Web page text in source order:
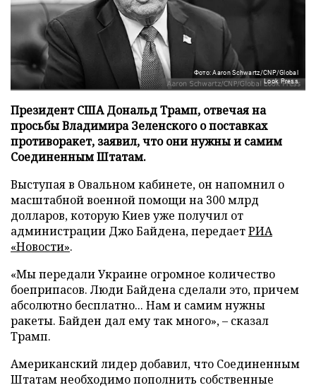
Фото: Aaron Schwartz/CNP/Global
Look Press
Президент США Дональд Трамп, отвечая на
просьбы Владимира Зеленского о поставках
противоракет, заявил, что они нужны и самим
Соединенным Штатам.
Выступая в Овальном кабинете, он напомнил о
масштабной военной помощи на 300 млрд
долларов, которую Киев уже получил от
администрации Джо Байдена, передаетРИА
«Новости».
«Мы передали Украине огромное количество
боеприпасов. Люди Байдена сделали это, причем
абсолютно бесплатно... Нам и самим нужны
ракеты. Байден дал ему так много», – сказал
Трамп.
Американский лидер добавил, что Соединенным
Штатам необходимо пополнить собственные